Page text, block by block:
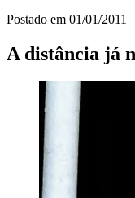
Postado em 01/01/2011
A distância já